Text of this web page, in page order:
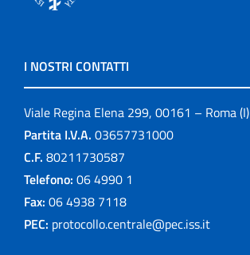
I NOSTRI CONTATTI
Viale Regina Elena 299, 00161 – Roma (I)
Partita I.V.A. 03657731000
C.F. 80211730587
Telefono: 06 4990 1
Fax: 06 4938 7118
PEC: protocollo.centrale@pec.iss.it